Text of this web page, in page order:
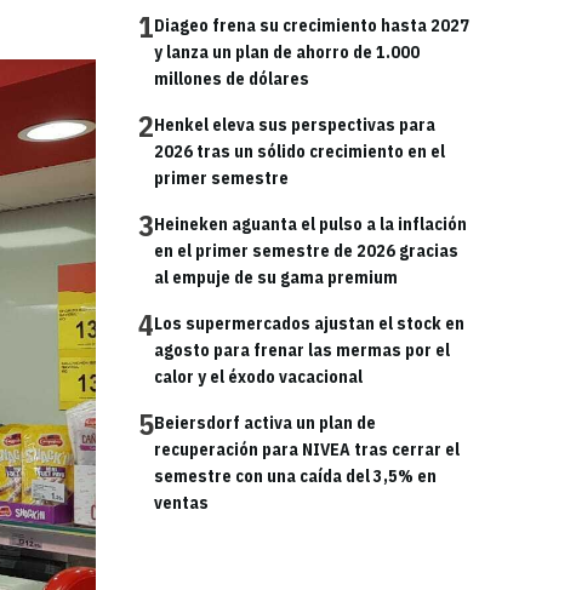
1Diageo frena su crecimiento hasta 2027
y lanza un plan de ahorro de 1.000
millones de dólares
2Henkel eleva sus perspectivas para
2026 tras un sólido crecimiento en el
primer semestre
3Heineken aguanta el pulso a la inflación
en el primer semestre de 2026 gracias
al empuje de su gama premium
4Los supermercados ajustan el stock en
agosto para frenar las mermas por el
calor y el éxodo vacacional
5Beiersdorf activa un plan de
recuperación para NIVEA tras cerrar el
semestre con una caída del 3,5% en
ventas